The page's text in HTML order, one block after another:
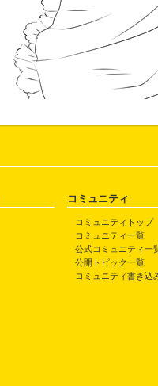
コミュニティ
コミュニティトップ
コミュニティ一覧
公式コミュニティ一
公開トピック一覧
コミュニティ書き込